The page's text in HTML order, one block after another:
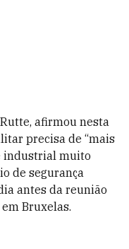
afirmou nesta
precisa de “mais
industrial muito
de segurança
antes da reunião
Bruxelas.